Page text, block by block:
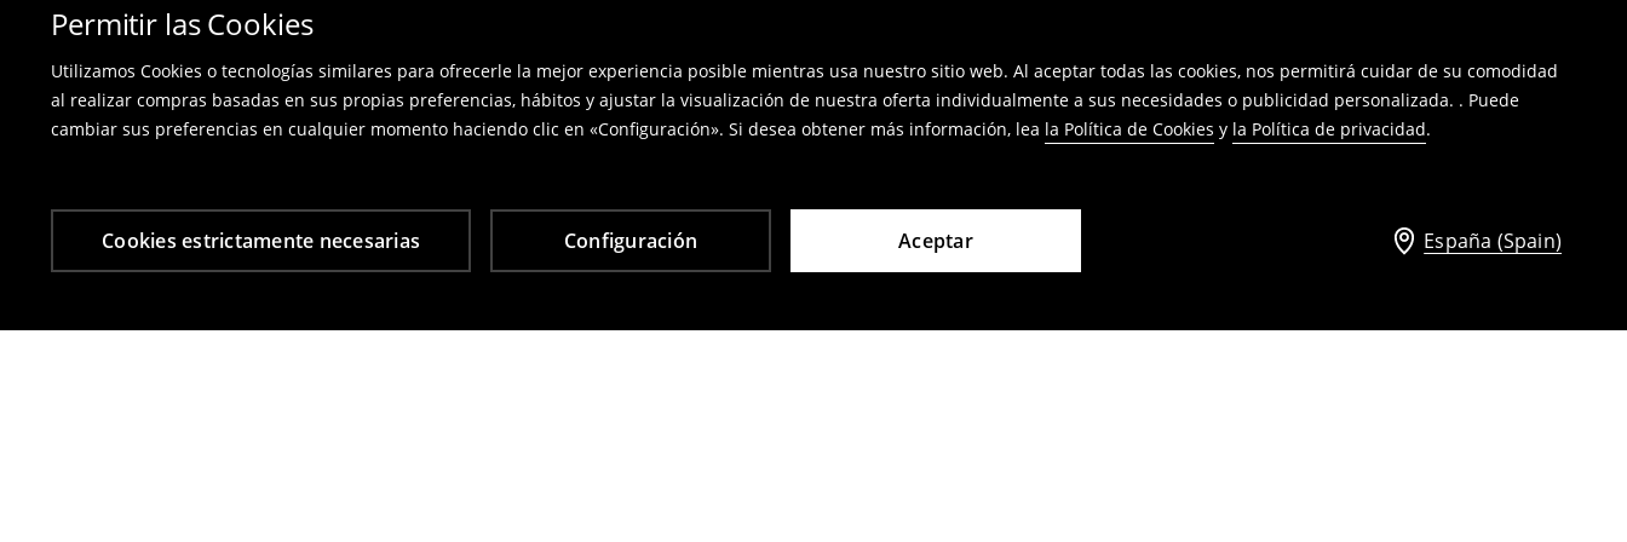
Permitir las Cookies
Utilizamos Cookies o tecnologías similares para ofrecerle la mejor experiencia posible mientras usa nuestro sitio web. Al aceptar todas las cookies, nos permitirá cuidar de su comodidad
al realizar compras basadas en sus propias preferencias, hábitos y ajustar la visualización de nuestra oferta individualmente a sus necesidades o publicidad personalizada. . Puede
cambiar sus preferencias en cualquier momento haciendo clic en «Configuración». Si desea obtener más información, lea la Política de Cookies y la Política de privacidad.
Cookies estrictamente necesarias Configuración Aceptar España (Spain)